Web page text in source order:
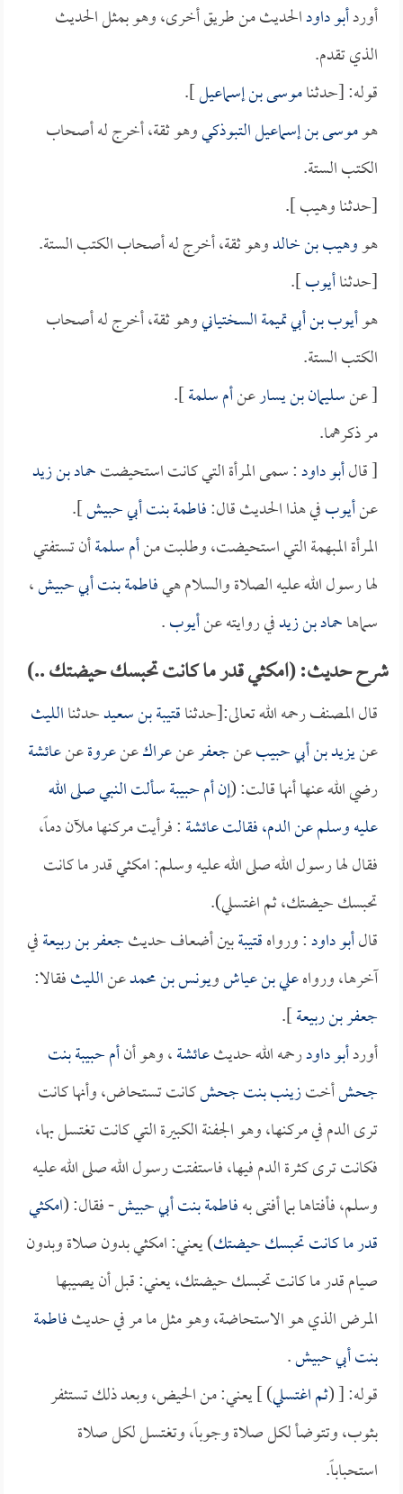
أوردأبو داودالحديث من طريق أخرى، وهو بمثل الحديث
الذي تقدم.
قوله: [حدثناموسى بن إسماعيل].
هوموسى بن إسماعيل التبوذكيوهو ثقة، أخرج له أصحاب
الكتب الستة.
[حدثنا وهيب ].
هووهيب بن خالدوهو ثقة، أخرج له أصحاب الكتب الستة.
[حدثناأيوب].
هوأيوب بن أبي تميمة السختيانيوهو ثقة، أخرج له أصحاب
الكتب الستة.
[ عنسليمان بن يسارعنأم سلمة].
مر ذكرهما.
[ قالأبو داود: سمى المرأة التي كانت استحيضتحماد بن زيد
عنأيوبفي هذا الحديث قال:فاطمة بنت أبي حبيش].
المرأة المبهمة التي استحيضت، وطلبت منأم سلمةأن تستفتي
لها رسول الله عليه الصلاة والسلام هيفاطمة بنت أبي حبيش،
سماهاحماد بن زيدفي روايته عنأيوب.
شرح حديث: (امكثي قدر ما كانت تحبسك حيضتك ..)
قال المصنف رحمه الله تعالى:[حدثناقتيبة بن سعيدحدثناالليث
عنيزيد بن أبي حبيبعنجعفرعنعراكعنعروةعنعائشة
رضي الله عنها أنها قالت: (إنأم حبيبةسألت النبي صلى الله
عليه وسلم عن الدم، فقالتعائشة: فرأيت مركنها ملآن دماً،
فقال لها رسول الله صلى الله عليه وسلم: امكثي قدر ما كانت
تحبسك حيضتك، ثم اغتسلي).
قالأبو داود: ورواهقتيبةبين أضعاف حديثجعفر بن ربيعةفي
آخرها، ورواهعلي بن عياشويونس بن محمدعنالليثفقالا:
جعفر بن ربيعة].
أوردأبو داودرحمه الله حديثعائشة، وهو أنأم حبيبة بنت
جحشأختزينب بنت جحشكانت تستحاض، وأنها كانت
ترى الدم في مركنها، وهو الجفنة الكبيرة التي كانت تغتسل بها،
فكانت ترى كثرة الدم فيها، فاستفتت رسول الله صلى الله عليه
وسلم، فأفتاها بما أفتى بهفاطمة بنت أبي حبيش- فقال: (امكثي
قدر ما كانت تحبسك حيضتك) يعني: امكثي بدون صلاة وبدون
صيام قدر ما كانت تحبسك حيضتك، يعني: قبل أن يصيبها
المرض الذي هو الاستحاضة، وهو مثل ما مر في حديثفاطمة
بنت أبي حبيش.
قوله: [ (ثم اغتسلي) ] يعني: من الحيض، وبعد ذلك تستثفر
بثوب، وتتوضأ لكل صلاة وجوباً، وتغتسل لكل صلاة
استحباباً.